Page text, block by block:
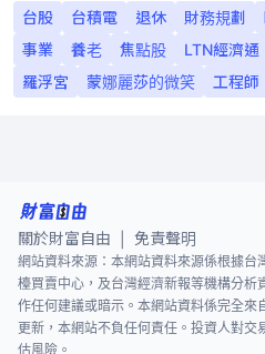
台股
台積電 退休 財務規劃
事業
養老 焦點股 LTN經濟通
羅浮宮
蒙娜麗莎的微笑 工程師
關於財富自由 免責聲明
網站資料來源：本網站資料來源係根據台
檯買賣中心，及台灣經濟新報等機構分析
作任何建議或暗示。本網站資料係完全來
更新，本網站不負任何責任。投資人對
估風險。